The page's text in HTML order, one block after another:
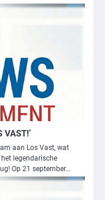
aan Los Vast, wat
legendarische
Op 21 september…